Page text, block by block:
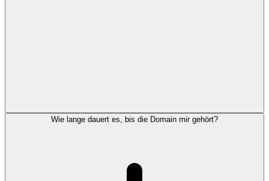
Wie lange dauert es, bis die Domain mir gehört?